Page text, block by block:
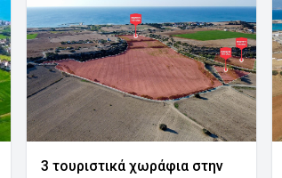
3 τουριστικά χωράφια στην